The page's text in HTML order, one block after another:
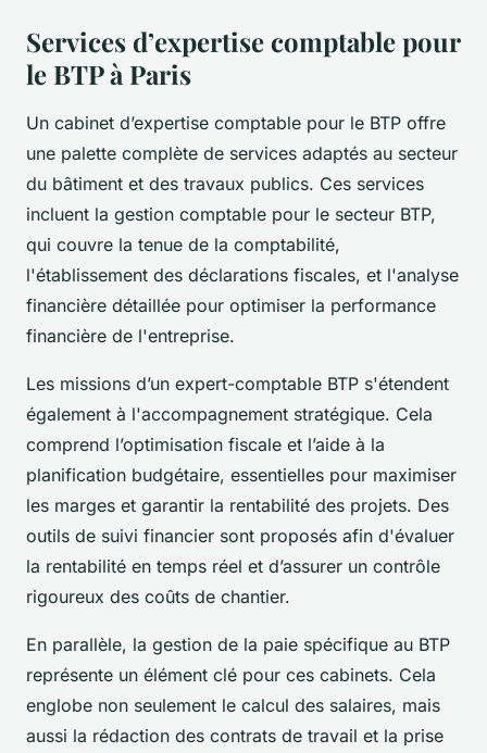
Services d’expertise comptable pour
le BTP à Paris
Un cabinet d’expertise comptable pour le BTP offre
une palette complète de services adaptés au secteur
du bâtiment et des travaux publics. Ces services
incluent la gestion comptable pour le secteur BTP,
qui couvre la tenue de la comptabilité,
l'établissement des déclarations fiscales, et l'analyse
financière détaillée pour optimiser la performance
financière de l'entreprise.
Les missions d’un expert-comptable BTP s'étendent
également à l'accompagnement stratégique. Cela
comprend l’optimisation fiscale et l’aide à la
planification budgétaire, essentielles pour maximiser
les marges et garantir la rentabilité des projets. Des
outils de suivi financier sont proposés afin d'évaluer
la rentabilité en temps réel et d’assurer un contrôle
rigoureux des coûts de chantier.
En parallèle, la gestion de la paie spécifique au BTP
représente un élément clé pour ces cabinets. Cela
englobe non seulement le calcul des salaires, mais
aussi la rédaction des contrats de travail et la prise